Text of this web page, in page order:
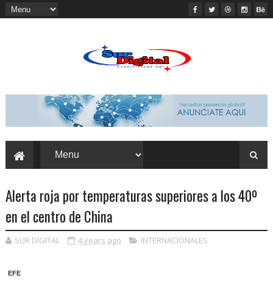
Alerta roja por temperaturas superiores a los 40º
en el centro de China
SUR DIGITAL 4 years ago INTERNACIONALES
EFE